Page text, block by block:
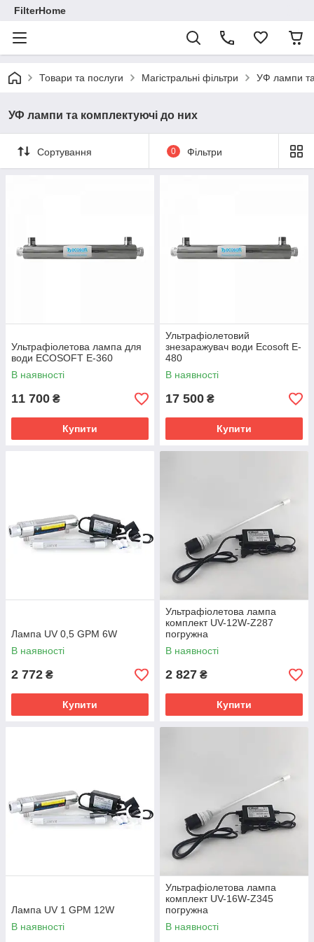
FilterHome
Товари та послуги Магістральні фільтри УФ лампи
УФ лампи та комплектуючі до них
Сортування 0 Фільтри
Ультрафіолетова лампа для
води ECOSOFT E-360
В наявності
11 700 ₴
Купити
Ультрафіолетовий
знезаражувач води Ecosoft E-
480
В наявності
17 500 ₴
Купити
Лампа UV 0,5 GPM 6W
В наявності
2 772 ₴
Купити
Ультрафіолетова лампа
комплект UV-12W-Z287
погружна
В наявності
2 827 ₴
Купити
Лампа UV 1 GPM 12W
В наявності
Ультрафіолетова лампа
комплект UV-16W-Z345
погружна
В наявності